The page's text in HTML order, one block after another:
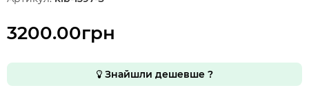
3200.00грн
Знайшли дешевше ?